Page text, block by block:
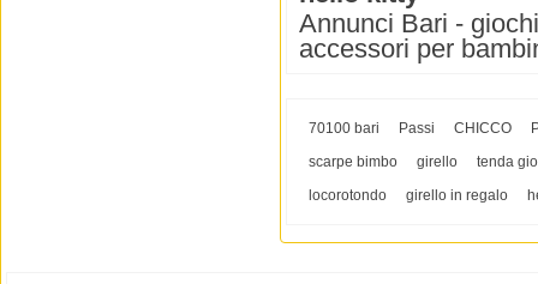
Annunci Bari -
accessori per
70100 bari Passi CHICCO
scarpe bimbo
girello
tenda
locorotondo
girello in regalo